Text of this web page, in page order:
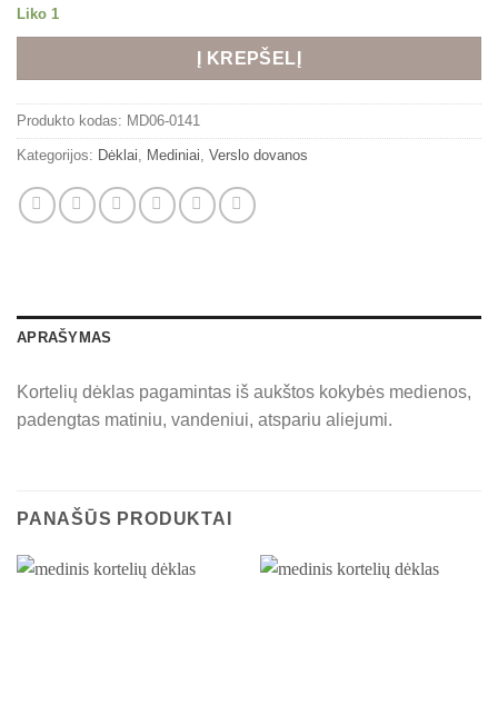
Liko 1
Į KREPŠELĮ
Produkto kodas: MD06-0141
Kategorijos: Dėklai, Mediniai, Verslo dovanos
APRAŠYMAS
Kortelių dėklas pagamintas iš aukštos kokybės medienos,
padengtas matiniu, vandeniui, atspariu aliejumi.
PANAŠŪS PRODUKTAI